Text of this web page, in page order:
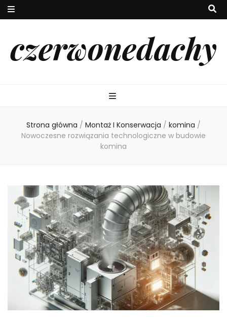
czerwonedachy
Strona główna / Montaż I Konserwacja / komina /
Nowoczesne rozwiązania technologiczne w budowie
komina